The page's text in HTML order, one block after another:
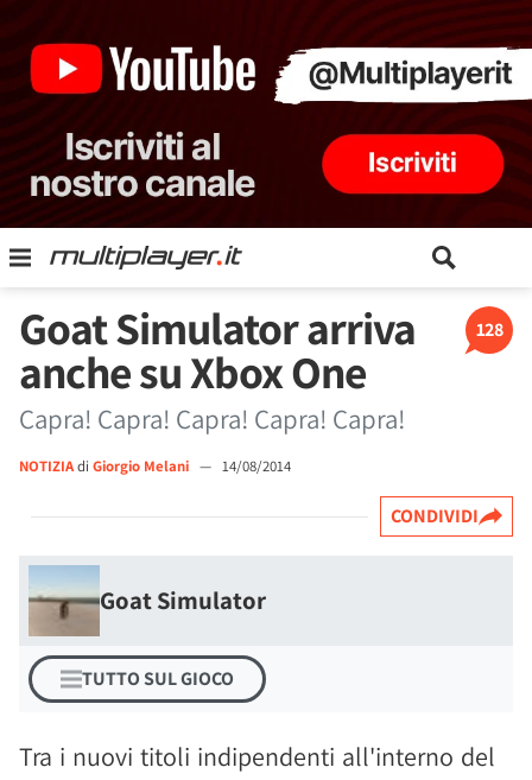
128
Goat Simulator arriva
anche su Xbox One
Capra! Capra! Capra! Capra! Capra!
NOTIZIAdi Giorgio Melani — 14/08/2014
CONDIVIDI
Goat Simulator
TUTTO SUL GIOCO
Tra i nuovi titoli indipendenti all'interno del